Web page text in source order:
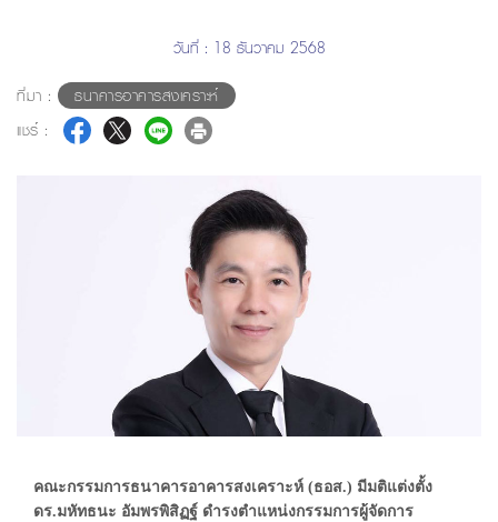
วันที่ : 18 ธันวาคม 2568
ที่มา :
ธนาคารอาคารสงเคราะห์
แชร์ :
คณะกรรมการธนาคารอาคารสงเคราะห์ (ธอส.) มีมติแต่งตั้ง
ดร.มหัทธนะ อัมพรพิสิฏฐ์ ดำรงตำแหน่งกรรมการผู้จัดการ